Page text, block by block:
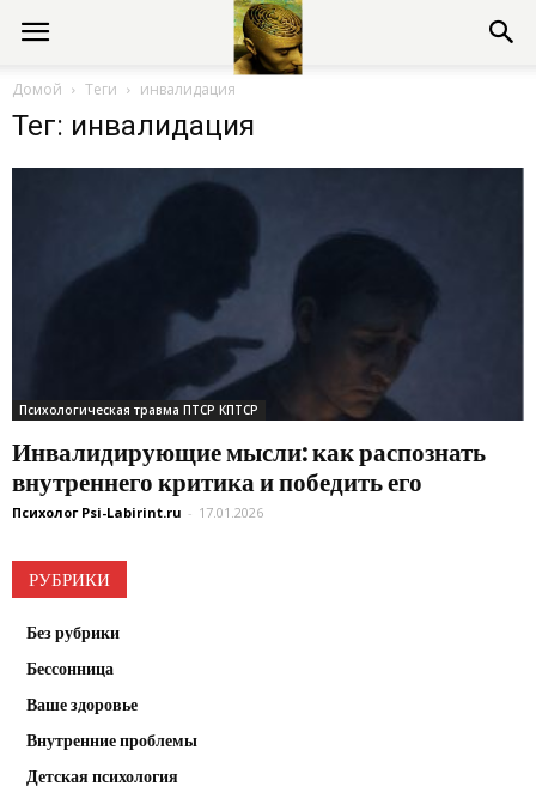
Консультации
психолога
Домой Теги инвалидация
Тег: инвалидация
Психологическая травма ПТСР КПТСР
Инвалидирующие мысли: как распознать
внутреннего критика и победить его
Психолог Psi-Labirint.ru - 17.01.2026
РУБРИКИ
Без рубрики
Бессонница
Ваше здоровье
Внутренние проблемы
Детская психология